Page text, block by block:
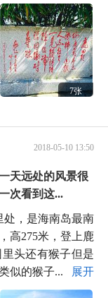
7张
2018-05-10 13:50
天远处的风景很
次看到这...
处，是海南岛最南
高275米，登上鹿
头还有猴子但是
似的猴子...
展开